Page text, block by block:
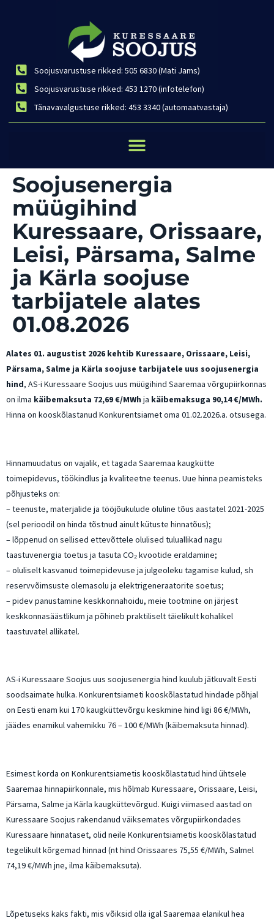
Soojusvarustuse rikked: 505 6830 (Mati Jams)
Soojusvarustuse rikked: 453 1270 (infotelefon)
Tänavavalgustuse rikked: 453 3340 (automaatvastaja)
Soojusenergia
müügihind
Kuressaare, Orissaare,
Leisi, Pärsama, Salme
ja Kärla soojuse
tarbijatele alates
01.08.2026
Alates 01. augustist 2026 kehtib Kuressaare, Orissaare, Leisi,
Pärsama, Salme ja Kärla soojuse tarbijatele uus soojusenergia
hind, AS-i Kuressaare Soojus uus müügihind Saaremaa võrgupiirkonnas
on ilma käibemaksuta 72,69 €/MWh ja käibemaksuga 90,14 €/MWh.
Hinna on kooskõlastanud Konkurentsiamet oma 01.02.2026.a. otsusega.
Hinnamuudatus on vajalik, et tagada Saaremaa kaugkütte
toimepidevus, töökindlus ja kvaliteetne teenus. Uue hinna peamisteks
põhjusteks on:
– teenuste, materjalide ja tööjõukulude oluline tõus aastatel 2021-2025
(sel perioodil on hinda tõstnud ainult kütuste hinnatõus);
– lõppenud on sellised ettevõttele olulised tuluallikad nagu
taastuvenergia toetus ja tasuta CO₂ kvootide eraldamine;
– oluliselt kasvanud toimepidevuse ja julgeoleku tagamise kulud, sh
reservvõimsuste olemasolu ja elektrigeneraatorite soetus;
– pidev panustamine keskkonnahoidu, meie tootmine on järjest
keskkonnasäästlikum ja põhineb praktiliselt täielikult kohalikel
taastuvatel allikatel.
AS-i Kuressaare Soojus uus soojusenergia hind kuulub jätkuvalt Eesti
soodsaimate hulka. Konkurentsiameti kooskõlastatud hindade põhjal
on Eesti enam kui 170 kaugküttevõrgu keskmine hind ligi 86 €/MWh,
jäädes enamikul vahemikku 76 – 100 €/MWh (käibemaksuta hinnad).
Esimest korda on Konkurentsiametis kooskõlastatud hind ühtsele
Saaremaa hinnapiirkonnale, mis hõlmab Kuressaare, Orissaare, Leisi,
Pärsama, Salme ja Kärla kaugküttevõrgud. Kuigi viimased aastad on
Kuressaare Soojus rakendanud väiksemates võrgupiirkondades
Kuressaare hinnataset, olid neile Konkurentsiametis kooskõlastatud
tegelikult kõrgemad hinnad (nt hind Orissaares 75,55 €/MWh, Salmel
74,19 €/MWh jne, ilma käibemaksuta).
Lõpetuseks kaks fakti, mis võiksid olla igal Saaremaa elanikul hea